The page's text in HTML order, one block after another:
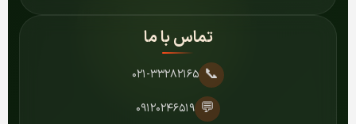
تماس با ما
📞 ۰۲۱-۳۳۲۸۲۱۶۵
💬 ۰۹۱۲۰۲۴۶۵۱۹